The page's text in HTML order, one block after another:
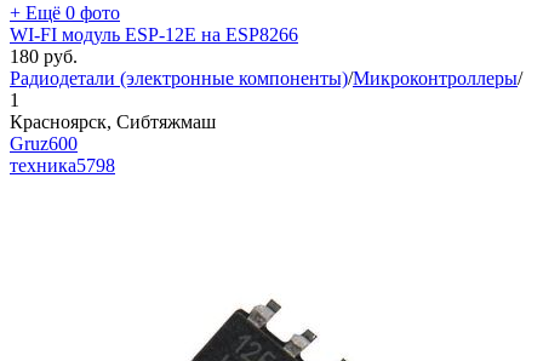
+ Ещё 0 фото
WI-FI модуль ESP-12E на ESP8266
180 руб.
Радиодетали (электронные компоненты)/Микроконтроллеры/
1
Красноярск, Сибтяжмаш
Gruz600
техника5798